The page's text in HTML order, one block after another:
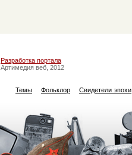
Разработка портала
Артимедия веб, 2012
Темы Фольклор Свидетели эпохи